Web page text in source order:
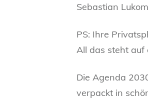
Sebastian
PS: Ihre
All das steht auf
Die Agenda
verpackt in